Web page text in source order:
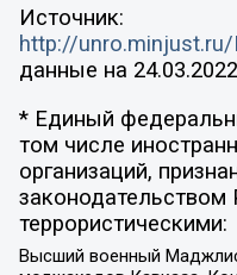
Источник:
http://
данные на 24.03.2022
* Единый
том числе
организаций,
террористическими:
Высший военный